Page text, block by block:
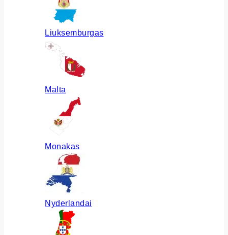
Liuksemburgas
Malta
Monakas
Nyderlandai